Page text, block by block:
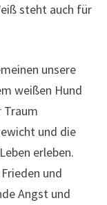
steht auch für
unsere
weißen Hund
Traum
und die
erleben.
und
Angst und